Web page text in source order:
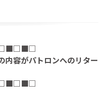
容がパトロンへのリター